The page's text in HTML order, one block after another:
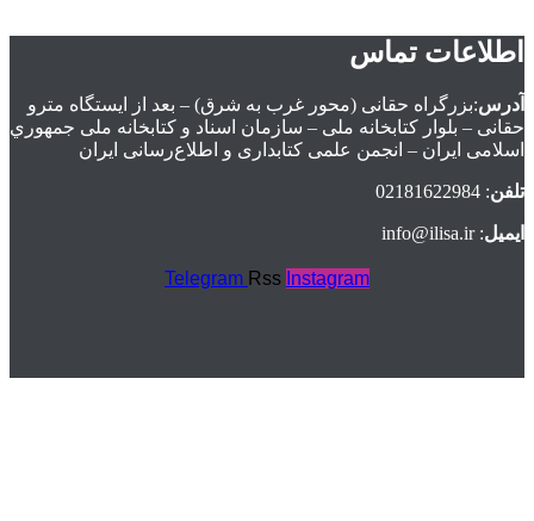
تماس
حقانی (محور غرب به شرق) – بعد از ايستگاه مترو
كتابخانه ملی – سازمان اسناد و كتابخانه ملی جمهوري
– انجمن علمی کتابداری و اطلاع‌رسانی ایران
Telegram Rss Instagram